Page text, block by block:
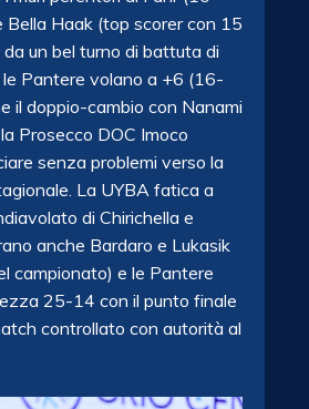
Bella Haak (top scorer con 15
un bel turno di battuta di
Pantere volano a +6 (16-
il doppio-cambio con Nanami
Prosecco DOC Imoco
senza problemi verso la
La UYBA fatica a
di Chirichella e
anche Bardaro e Lukasik
campionato) e le Pantere
25-14 con il punto finale
controllato con autorità al